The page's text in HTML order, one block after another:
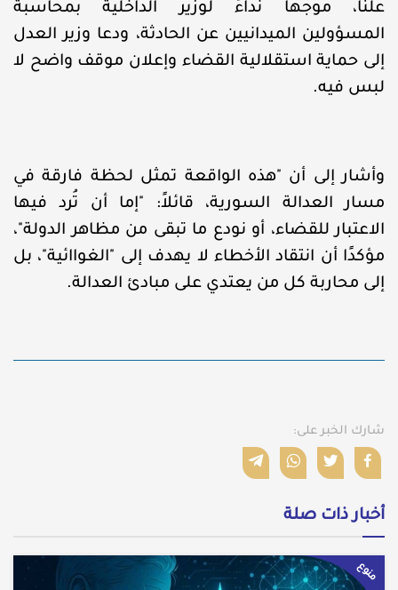
علنًا، موجهاً نداءً لوزير الداخلية بمحاسبة
المسؤولين الميدانيين عن الحادثة، ودعا وزير العدل
إلى حماية استقلالية القضاء وإعلان موقف واضح لا
لبس فيه.
وأشار إلى أن "هذه الواقعة تمثل لحظة فارقة في
مسار العدالة السورية، قائلاً: "إما أن تُرد فيها
الاعتبار للقضاء، أو نودع ما تبقى من مظاهر الدولة"،
مؤكدًا أن انتقاد الأخطاء لا يهدف إلى "الغواائية"، بل
إلى محاربة كل من يعتدي على مبادئ العدالة.
شارك الخبر على:
أخبار ذات صلة
منوع